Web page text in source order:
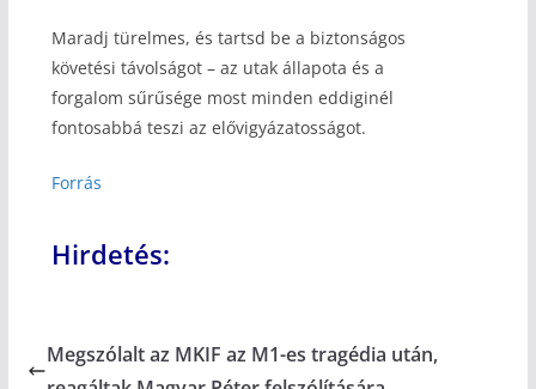
Maradj türelmes, és tartsd be a biztonságos
követési távolságot – az utak állapota és a
forgalom sűrűsége most minden eddiginél
fontosabbá teszi az elővigyázatosságot.
Forrás
Hirdetés:
Megszólalt az MKIF az M1-es tragédia után,